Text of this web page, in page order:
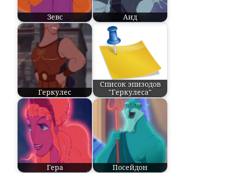
Зевс Аид
Геркулес
Список эпизодов
"Геркулеса"
Гера Посейдон